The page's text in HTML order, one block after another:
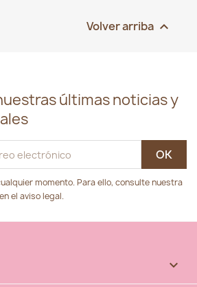
Volver arriba 
últimas noticias y
momento. Para ello, consulte nuestra
el aviso legal.
